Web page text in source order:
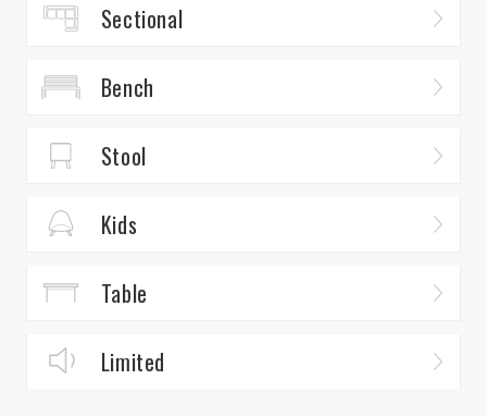
Sectional
Bench
Stool
Kids
Table
Limited